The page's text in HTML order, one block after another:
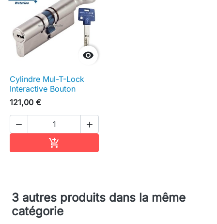

Cylindre Mul-T-Lock
Interactive Bouton
121,00 €
 

3 autres produits dans la même
catégorie